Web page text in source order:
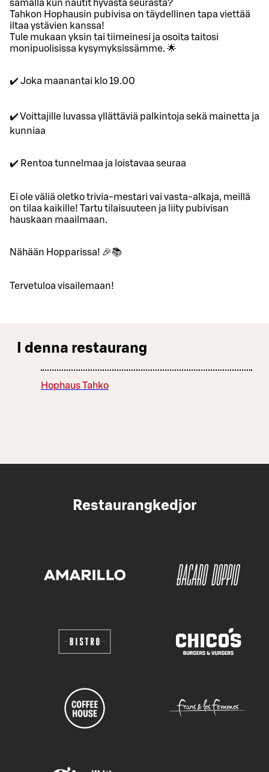
samalla kun nautit hyvästä seurasta?
Tahkon Hophausin pubivisa on täydellinen tapa viettää
iltaa ystävien kanssa!
Tule mukaan yksin tai tiimeinesi ja osoita taitosi
monipuolisissa kysymyksissämme. 🌟
✔️ Joka maanantai klo 19.00
✔️ Voittajille luvassa yllättäviä palkintoja sekä mainetta ja
kunniaa
✔️ Rentoa tunnelmaa ja loistavaa seuraa
Ei ole väliä oletko trivia-mestari vai vasta-alkaja, meillä
on tilaa kaikille! Tartu tilaisuuteen ja liity pubivisan
hauskaan maailmaan.
Nähään Hopparissa! 🎉📚
Tervetuloa visailemaan!
I denna restaurang
Hophaus Tahko
Restaurangkedjor